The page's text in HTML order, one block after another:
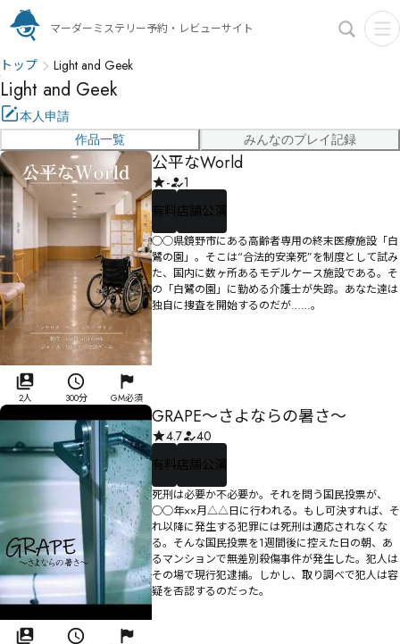
マーダーミステリー予約・レビューサイト
トップ Light and Geek
Light and Geek
本人申請
作品一覧
みんなのプレイ記録
2人 300分 GM必須
公平なWorld
-
1
有料 店舗公演
○○県鏡野市にある高齢者専用の終末医療施設「白
鷺の園」。そこは“合法的安楽死”を制度として試み
た、国内に数ヶ所あるモデルケース施設である。そ
の「白鷺の園」に勤める介護士が失踪。あなた達は
独自に捜査を開始するのだが……。
GRAPE〜さよならの暑さ〜
4.7
40
有料 店舗公演
死刑は必要か不必要か。それを問う国民投票が、
○○年××月△△日に行われる。もし可決すれば、そ
れ以降に発生する犯罪には死刑は適応されなくな
る。そんな国民投票を1週間後に控えた日の朝、あ
るマンションで無差別殺傷事件が発生した。犯人は
その場で現行犯逮捕。しかし、取り調べで犯人は容
疑を否認するのだった。